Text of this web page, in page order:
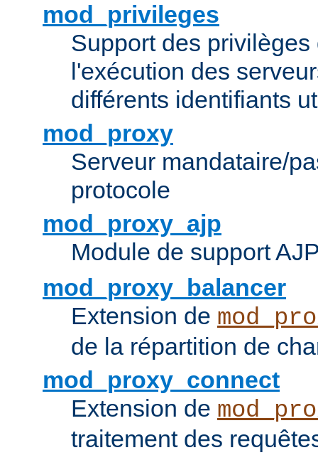
mod_privileges
Support des
l'exécution des
différents identifiants
mod_proxy
Serveur mandataire/
protocole
mod_proxy_ajp
Module de support
mod_proxy_balancer
Extension de
de la répartition de
mod_proxy_connect
Extension de
traitement des